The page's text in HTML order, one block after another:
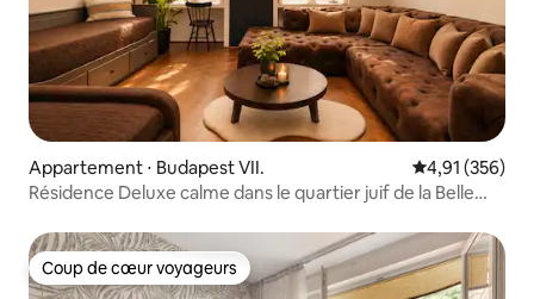
Appartement ⋅ Budapest VII. Évaluation
4,91 (356)
Résidence Deluxe calme dans le quartier juif de la Belle
Coup de cœur voyageurs
Coup de cœur voyageurs